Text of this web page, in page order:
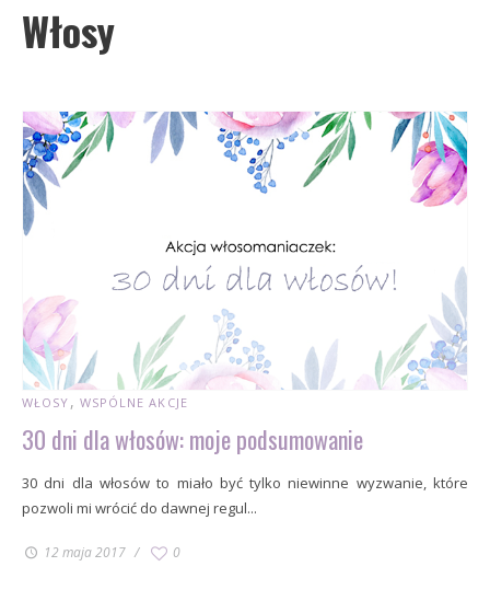
Włosy
WŁOSY WSPÓLNE AKCJE
30 dni dla włosów: moje podsumowanie
30 dni dla włosów to miało być tylko niewinne wyzwanie, które
pozwoli mi wrócić do dawnej regul...
12 maja 2017 0